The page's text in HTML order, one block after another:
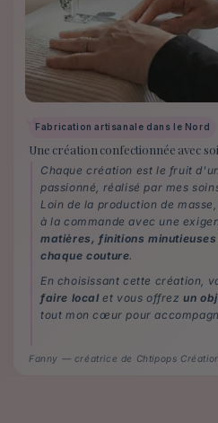
Fabrication artisanale dans le Nord
Une création confectionnée avec
Chaque création est le fruit
passionné, réalisé par mes
Loin de la production de
à la commande avec une
matières, finitions
chaque couture.
En choisissant cette création,
faire local et vous offrezun
tout mon cœur pour
Fanny — créatrice de Chtipops